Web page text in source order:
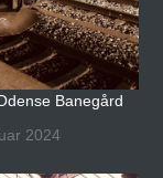
Banegård
2024